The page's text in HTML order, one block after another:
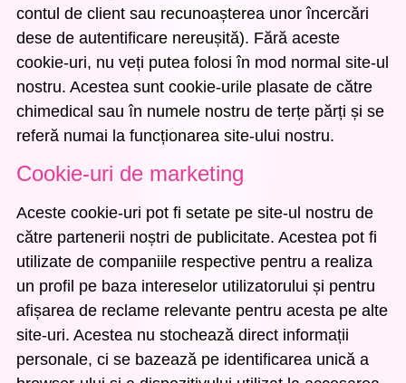
contul de client sau recunoașterea unor încercări
dese de autentificare nereușită). Fără aceste
cookie-uri, nu veți putea folosi în mod normal site-ul
nostru. Acestea sunt cookie-urile plasate de către
chimedical sau în numele nostru de terțe părți și se
referă numai la funcționarea site-ului nostru.
Cookie-uri de marketing
Aceste cookie-uri pot fi setate pe site-ul nostru de
către partenerii noștri de publicitate. Acestea pot fi
utilizate de companiile respective pentru a realiza
un profil pe baza intereselor utilizatorului și pentru
afișarea de reclame relevante pentru acesta pe alte
site-uri. Acestea nu stochează direct informații
personale, ci se bazează pe identificarea unică a